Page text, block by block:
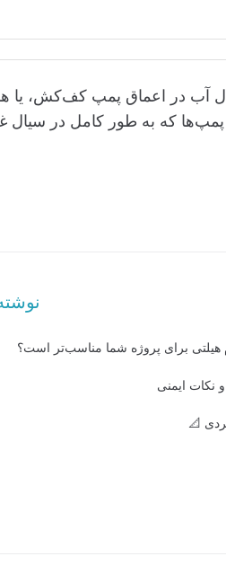
آب در اعماق پمپ کف‌کش، یا
که به طور کامل در سیال
برای پروژه شما مناسب‌تر است؟
و نکات ایمنی
📐